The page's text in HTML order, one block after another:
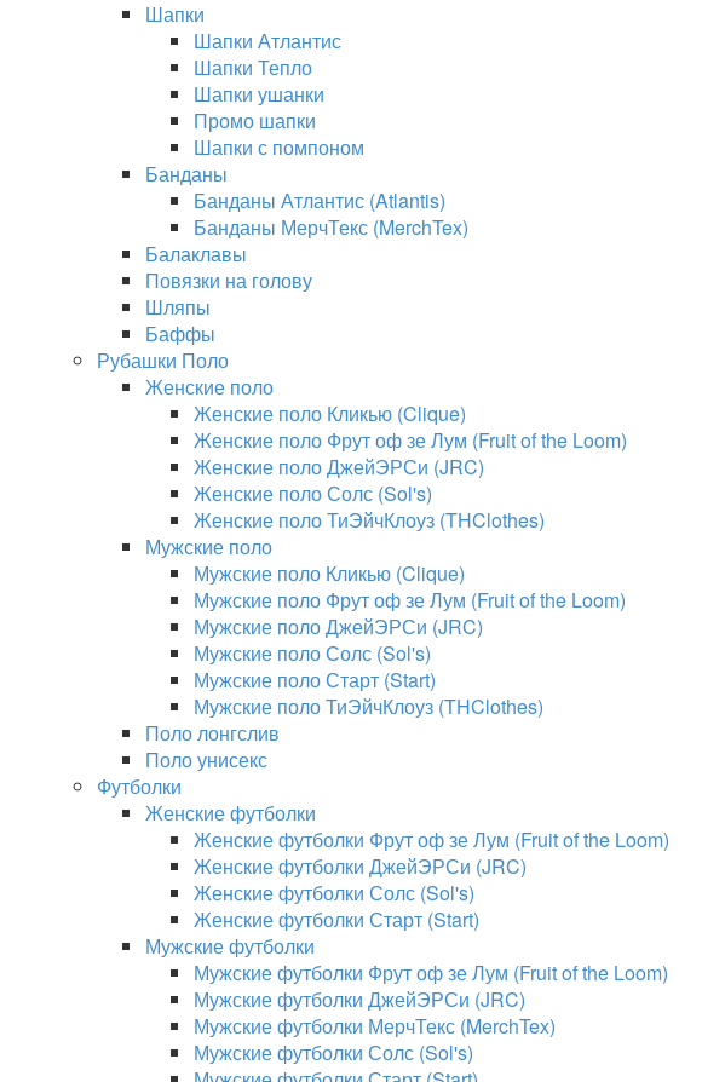
Шапки
Шапки Атлантис
Шапки Тепло
Шапки ушанки
Промо шапки
Шапки с помпоном
Банданы
Банданы Атлантис (Atlantis)
Банданы МерчТекс (MerchTex)
Балаклавы
Повязки на голову
Шляпы
Баффы
Рубашки Поло
Женские поло
Женские поло Кликью (Clique)
Женские поло Фрут оф зе Лум (Fruit of the Loom)
Женские поло ДжейЭРСи (JRC)
Женские поло Солс (Sol's)
Женские поло ТиЭйчКлоуз (THClothes)
Мужские поло
Мужские поло Кликью (Clique)
Мужские поло Фрут оф зе Лум (Fruit of the Loom)
Мужские поло ДжейЭРСи (JRC)
Мужские поло Солс (Sol's)
Мужские поло Старт (Start)
Мужские поло ТиЭйчКлоуз (THClothes)
Поло лонгслив
Поло унисекс
Футболки
Женские футболки
Женские футболки Фрут оф зе Лум (Fruit of the Loom)
Женские футболки ДжейЭРСи (JRC)
Женские футболки Солс (Sol's)
Женские футболки Старт (Start)
Мужские футболки
Мужские футболки Фрут оф зе Лум (Fruit of the Loom)
Мужские футболки ДжейЭРСи (JRC)
Мужские футболки МерчТекс (MerchTex)
Мужские футболки Солс (Sol's)